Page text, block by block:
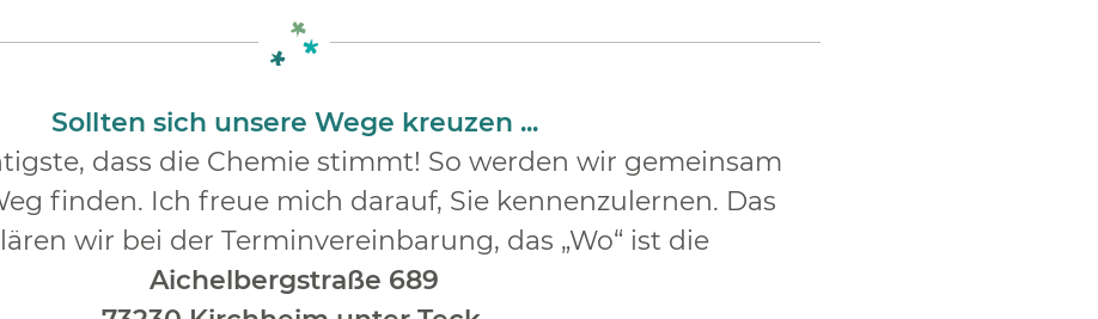
Sollten sich unsere Wege kreuzen ...
dass die Chemie stimmt! So werden wir gemeinsam
finden. Ich freue mich darauf, Sie kennenzulernen. Das
wir bei der Terminvereinbarung, das „Wo“ ist die
Aichelbergstraße 689